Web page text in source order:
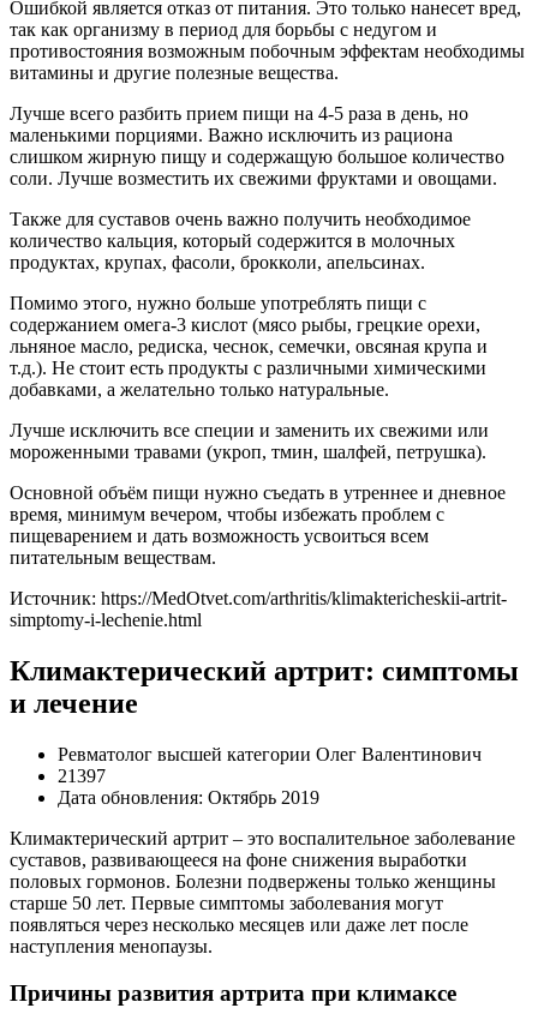
Ошибкой является отказ от питания. Это только нанесет вред,
так как организму в период для борьбы с недугом и
противостояния возможным побочным эффектам необходимы
витамины и другие полезные вещества.
Лучше всего разбить прием пищи на 4-5 раза в день, но
маленькими порциями. Важно исключить из рациона
слишком жирную пищу и содержащую большое количество
соли. Лучше возместить их свежими фруктами и овощами.
Также для суставов очень важно получить необходимое
количество кальция, который содержится в молочных
продуктах, крупах, фасоли, брокколи, апельсинах.
Помимо этого, нужно больше употреблять пищи с
содержанием омега-3 кислот (мясо рыбы, грецкие орехи,
льняное масло, редиска, чеснок, семечки, овсяная крупа и
т.д.). Не стоит есть продукты с различными химическими
добавками, а желательно только натуральные.
Лучше исключить все специи и заменить их свежими или
мороженными травами (укроп, тмин, шалфей, петрушка).
Основной объём пищи нужно съедать в утреннее и дневное
время, минимум вечером, чтобы избежать проблем с
пищеварением и дать возможность усвоиться всем
питательным веществам.
Источник: https://MedOtvet.com/arthritis/klimaktericheskii-artrit-
simptomy-i-lechenie.html
Климактерический артрит: симптомы
и лечение
Ревматолог высшей категории Олег Валентинович
21397
Дата обновления: Октябрь 2019
Климактерический артрит – это воспалительное заболевание
суставов, развивающееся на фоне снижения выработки
половых гормонов. Болезни подвержены только женщины
старше 50 лет. Первые симптомы заболевания могут
появляться через несколько месяцев или даже лет после
наступления менопаузы.
Причины развития артрита при климаксе